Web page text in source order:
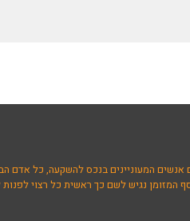
המעוניינים בנכס להשקעה, כל אדם
נגיש לשם כך ראשית כל רצוי לפנות